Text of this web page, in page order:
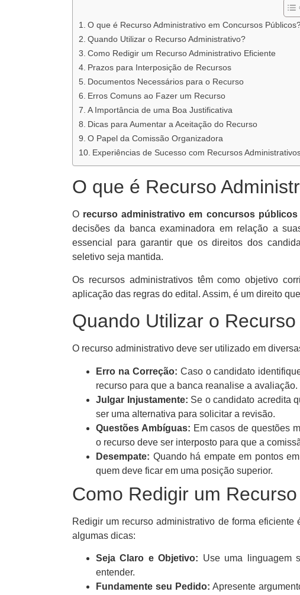
O que é Recurso Administrativo em Concursos
Quando Utilizar o Recurso Administrativo?
Como Redigir um Recurso Administrativo Eficiente
Prazos para Interposição de Recursos
Documentos Necessários para o Recurso
Erros Comuns ao Fazer um Recurso
A Importância de uma Boa Justificativa
Dicas para Aumentar a Aceitação do Recurso
O Papel da Comissão Organizadora
Experiências de Sucesso com Recursos
O que é Recurso
O recurso administrativo em concursos públicos
decisões da banca examinadora em relação a
essencial para garantir que os direitos dos
seletivo seja mantida.
Os recursos administrativos têm como objetivo
aplicação das regras do edital. Assim, é um direito
Quando Utilizar o
O recurso administrativo deve ser utilizado em
Erro na Correção: Caso o candidato
recurso para que a banca reanalise a avaliação.
Julgar Injustamente: Se o candidato acredita
ser uma alternativa para solicitar a revisão.
Questões Ambíguas: Em casos de questões
o recurso deve ser interposto para que a
Desempate: Quando há empate em pontos
quem deve ficar em uma posição superior.
Como Redigir um
Redigir um recurso administrativo de forma
algumas dicas:
Seja Claro e Objetivo: Use uma linguagem
entender.
Fundamente seu Pedido: Apresente